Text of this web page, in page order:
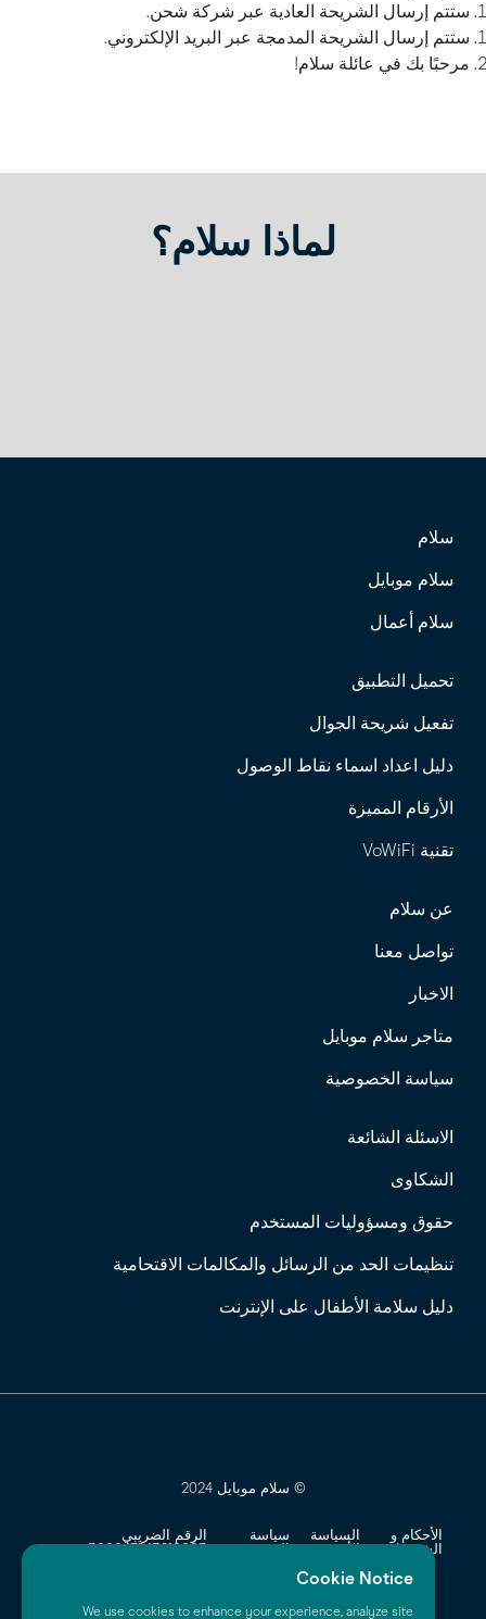
Cookie Notice
We use cookies to enhance your experience, analyze site
ستتم إرسال الشريحة العادية عبر شركة شحن.
ستتم إرسال الشريحة المدمجة عبر البريد الإلكتروني.
مرحبًا بك في عائلة سلام!
لماذا سلام؟
سلام
سلام موبايل
سلام أعمال
تحميل التطبيق
تفعيل شريحة الجوال
دليل اعداد اسماء نقاط الوصول
الأرقام المميزة
تقنية VoWiFi
عن سلام
تواصل معنا
الاخبار
متاجر سلام موبايل
سياسة الخصوصية
الاسئلة الشائعة
الشكاوى
حقوق ومسؤوليات المستخدم
تنظيمات الحد من الرسائل والمكالمات الاقتحامية
دليل سلامة الأطفال على الإنترنت
© سلام موبايل 2024
الأحكام و
الشروط
السياسة
الأمنية
سياسة
الخصوصية
الرقم الضريبي
300047243810003